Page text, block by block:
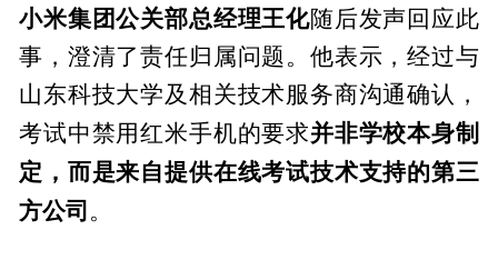
小米集团公关部总经理王化随后发声回应此
事，澄清了责任归属问题。他表示，经过与
山东科技大学及相关技术服务商沟通确认，
考试中禁用红米手机的要求并非学校本身制
定，而是来自提供在线考试技术支持的第三
方公司。